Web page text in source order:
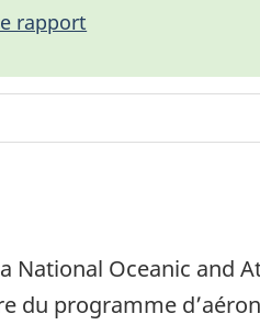
rapport
National Oceanic
du programme